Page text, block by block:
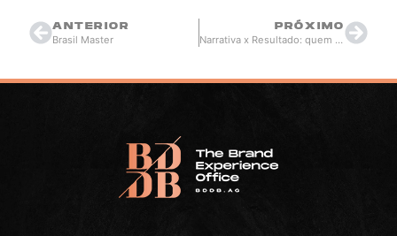
ANTERIOR
Brasil Master
PRÓXIMO
Narrativa x Resultado: quem conta a história ganha?